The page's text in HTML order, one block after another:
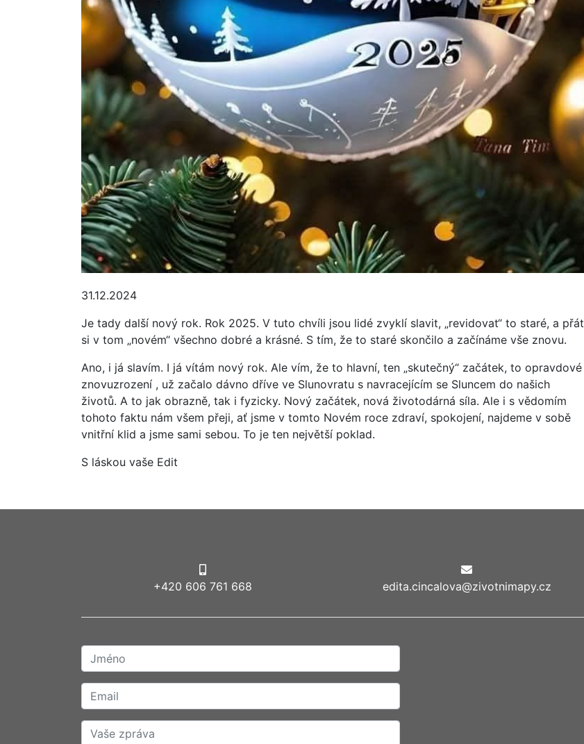
31.12.2024
Je tady další nový rok. Rok 2025. V tuto chvíli jsou lidé zvyklí slavit, „revidovat“ to staré, a přát
si v tom „novém“ všechno dobré a krásné. S tím, že to staré skončilo a začínáme vše znovu.
Ano, i já slavím. I já vítám nový rok. Ale vím, že to hlavní, ten „skutečný“ začátek, to opravdové
znovuzrození , už začalo dávno dříve ve Slunovratu s navracejícím se Sluncem do našich
životů. A to jak obrazně, tak i fyzicky. Nový začátek, nová životodárná síla. Ale i s vědomím
tohoto faktu nám všem přeji, ať jsme v tomto Novém roce zdraví, spokojení, najdeme v sobě
vnitřní klid a jsme sami sebou. To je ten největší poklad.
S láskou vaše Edit
+420 606 761 668 edita.cincalova@zivotnimapy.cz